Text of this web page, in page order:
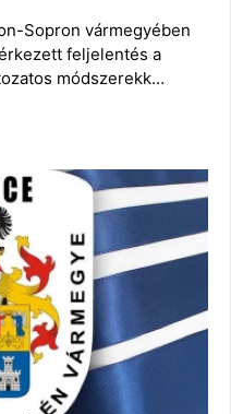
Sopron vármegyében
feljelentés a
módszerekk…